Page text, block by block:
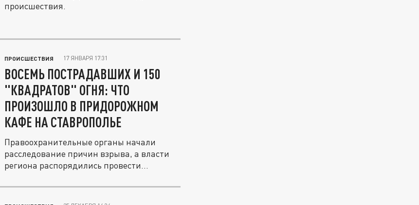
происшествия.
ПРОИСШЕСТВИЯ 17 ЯНВАРЯ 17:31
ВОСЕМЬ ПОСТРАДАВШИХ И 150
"КВАДРАТОВ" ОГНЯ: ЧТО
ПРОИЗОШЛО В ПРИДОРОЖНОМ
КАФЕ НА СТАВРОПОЛЬЕ
Правоохранительные органы начали
расследование причин взрыва, а власти
региона распорядились провести...